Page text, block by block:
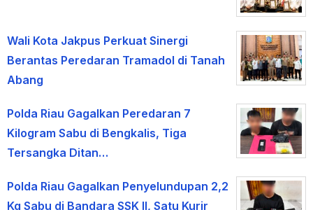
Wali Kota Jakpus Perkuat Sinergi
Berantas Peredaran Tramadol di Tanah
Abang
Polda Riau Gagalkan Peredaran 7
Kilogram Sabu di Bengkalis, Tiga
Tersangka Ditan…
Polda Riau Gagalkan Penyelundupan 2,2
Kg Sabu di Bandara SSK II, Satu Kurir